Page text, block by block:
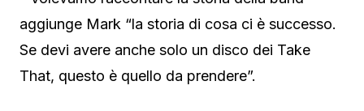
aggiunge Mark “la storia di cosa ci è successo.
Se devi avere anche solo un disco dei Take
That, questo è quello da prendere”.